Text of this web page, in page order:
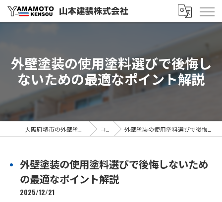
外壁塗装の使用塗料選びで後悔し
ないための最適なポイント解説
コラム 外壁塗装の使用塗料選びで後悔しないための最適なポイント解説
外壁塗装の使用塗料選びで後悔しないため
の最適なポイント解説
2025/12/21